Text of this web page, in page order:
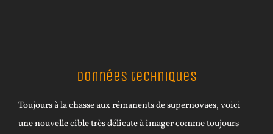
Données techniques
Toujours à la chasse aux rémanents de supernovaes, voici
une nouvelle cible très délicate à imager comme toujours